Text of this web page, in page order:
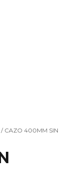
/ CAZO 400MM SIN